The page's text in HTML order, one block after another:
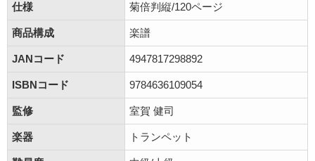
仕様 菊倍判縦/120ページ
商品構成 楽譜
JANコード 4947817298892
ISBNコード 9784636109054
監修 室賀 健司
楽器 トランペット